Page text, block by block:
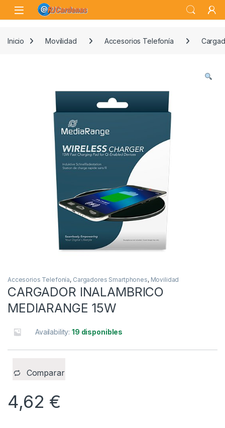
Skip to navigation
Skip to content
Open
Inicio Movilidad Accesorios Telefonía
Accesorios Telefonía, Cargadores Smartphones, Movilidad
CARGADOR INALAMBRICO
MEDIARANGE 15W
Availability:19 disponibles
Comparar
4,62 €